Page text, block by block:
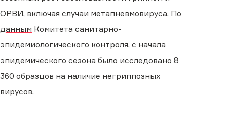
ОРВИ, включая случаи метапневмовируса. По
данным Комитета санитарно-
эпидемиологического контроля, с начала
эпидемического сезона было исследовано 8
360 образцов на наличие негриппозных
вирусов.